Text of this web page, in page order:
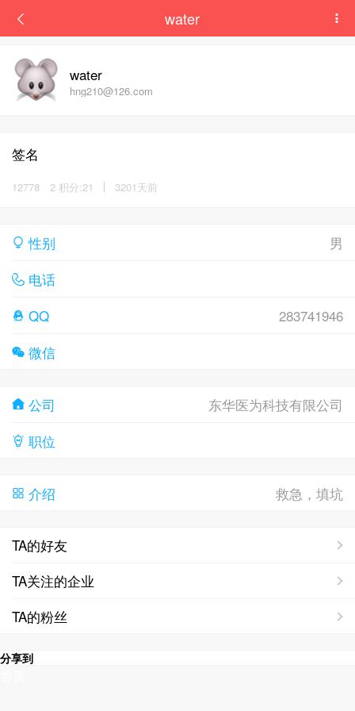
water
water
hng210@126.com
签名
12778 2 积分:21 3201天前
性别
男
电话
QQ
283741946
微信
公司
东华医为科技有限公司
职位
介绍 救急，填坑
TA的好友
TA关注的企业
TA的粉丝
分享到